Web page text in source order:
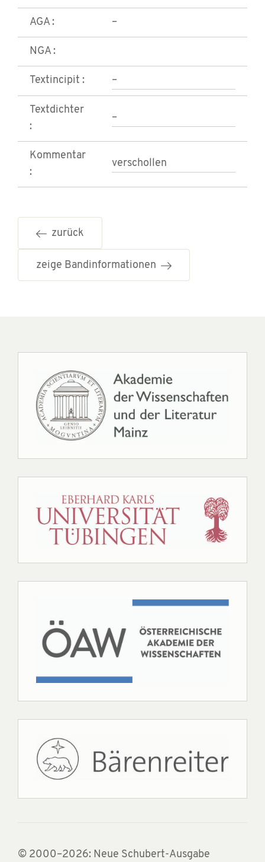
AGA : –
NGA :
Textincipit : –
Textdichter
:
–
Kommentar
:
verschollen
zurück
zeige Bandinformationen
© 2000–2026: Neue Schubert-Ausgabe